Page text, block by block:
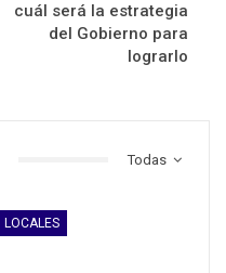
cuál será la estrategia
del Gobierno para
lograrlo
Todas
LOCALES